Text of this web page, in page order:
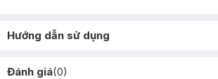
Hướng dẫn sử dụng
Đánh giá(0)